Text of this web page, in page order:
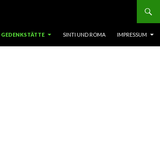
GEDENKSTÄTTE SINTI UND ROMA IMPRESSUM